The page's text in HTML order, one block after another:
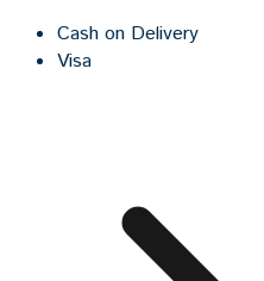
Cash on Delivery
Visa